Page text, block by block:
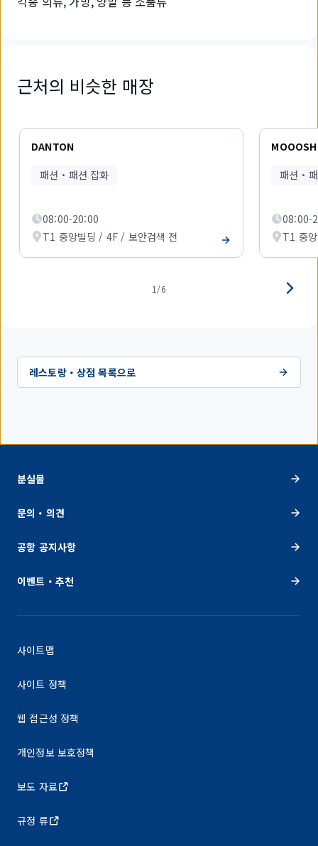
근처의 비슷한 매장
DANTON
패션・패션 잡화
08:00-20:00
T1 중앙빌딩 / 4F / 보안검색 전
패션・
08:00-
T1 중
1/6
레스토랑・상점 목록으로
분실물
문의・의견
공항 공지사항
이벤트・추천
사이트맵
사이트 정책
웹 접근성 정책
개인정보 보호정책
보도 자료
규정 류